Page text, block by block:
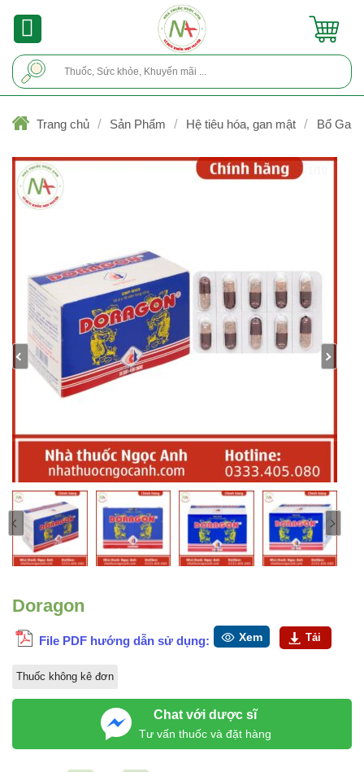
Trang chủ / Sản Phẩm / Hệ tiêu hóa, gan mật / Bổ Gan
Doragon
File PDF hướng dẫn sử dụng: Xem Tải
Thuốc không kê đơn
Chat với dược sĩ
Tư vấn thuốc và đặt hàng